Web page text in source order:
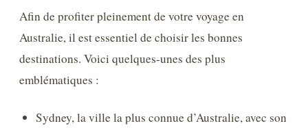
Afin de profiter pleinement de votre voyage en
Australie, il est essentiel de choisir les bonnes
destinations. Voici quelques-unes des plus
emblématiques :
Sydney, la ville la plus connue d’Australie, avec son